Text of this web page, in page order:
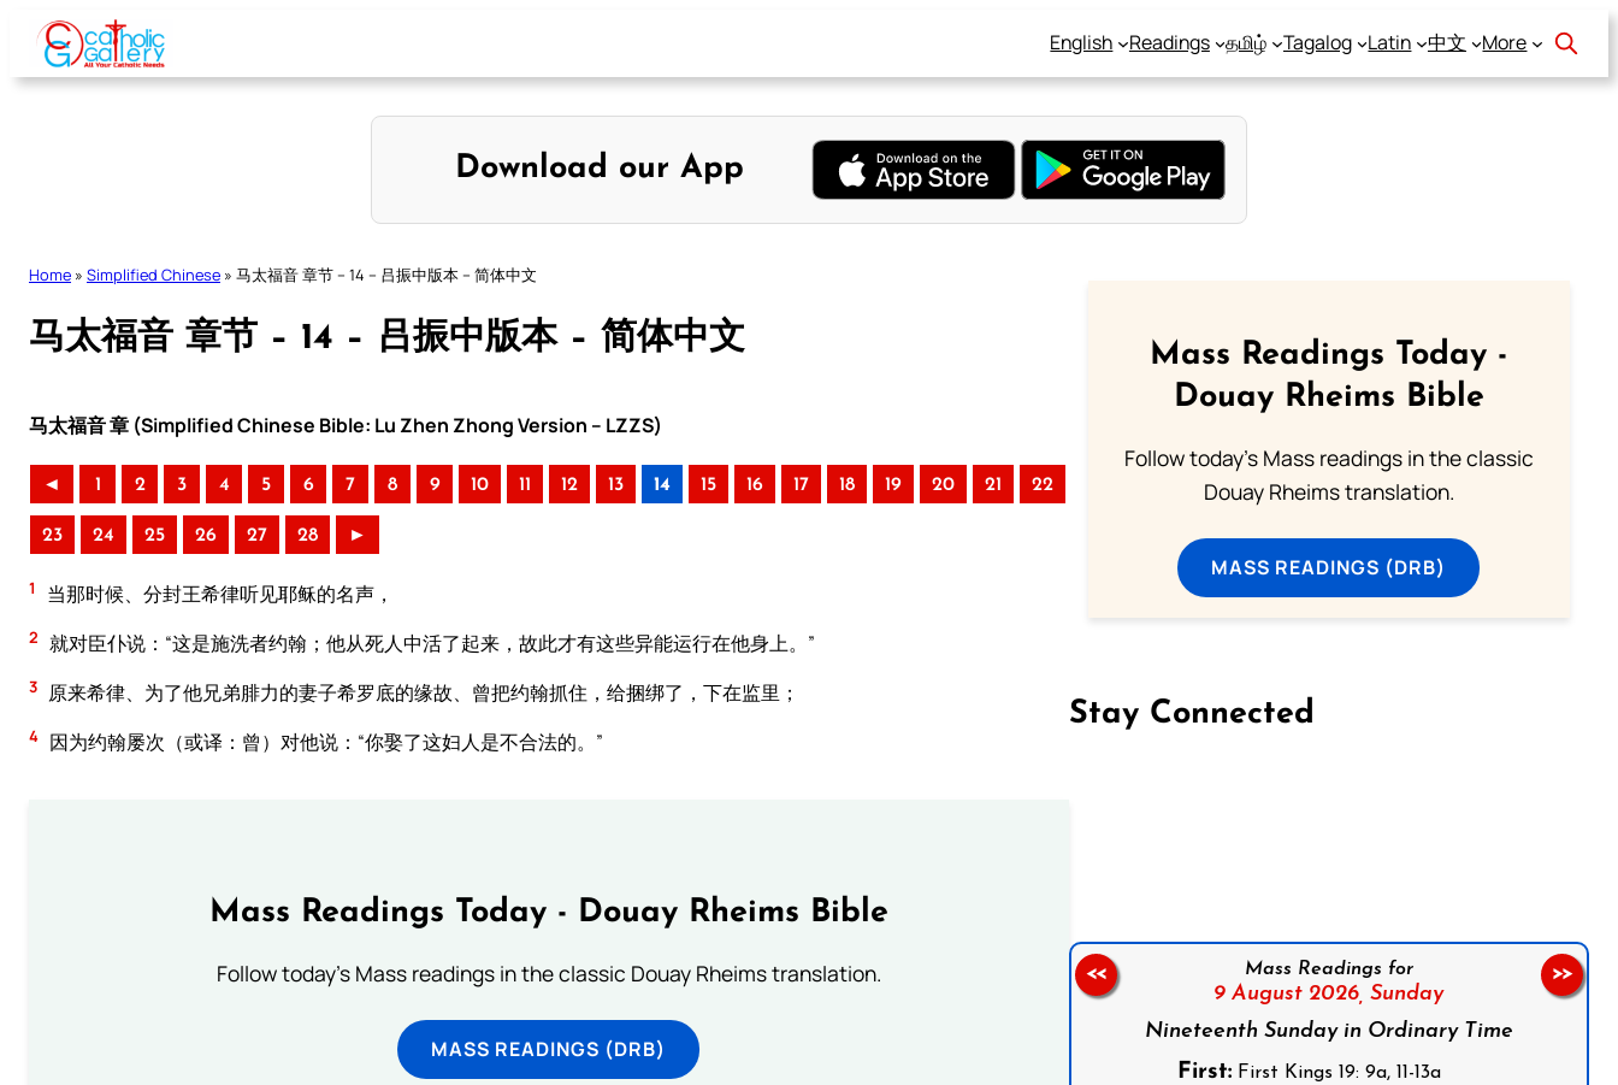
Skip
content
English Readings தமிழ் Tagalog Latin 中文 More
Download our App
Home » Simplified Chinese » 马太福音 章节 – 14 – 吕振中版本 – 简体中文
马太福音 章节 – 14 – 吕振中版本 – 简体中文
马太福音 章 (Simplified Chinese Bible: Lu Zhen Zhong Version – LZZS)
◄ 1 2 3 4 5 6 7 8 9 10 11 12 13 14 15 16 17 18 19 20 21 22
23 24 25 26 27 28 ►
1 当那时候、分封王希律听见耶稣的名声，
2 就对臣仆说：“这是施洗者约翰；他从死人中活了起来，故此才有这些异能运行在他身上。”
3 原来希律、为了他兄弟腓力的妻子希罗底的缘故、曾把约翰抓住，给捆绑了，下在监里；
4 因为约翰屡次（或译：曾）对他说：“你娶了这妇人是不合法的。”
Mass Readings Today - Douay Rheims Bible
Follow today's Mass readings in the classic Douay Rheims translation.
MASS READINGS (DRB)
Mass Readings Today -
Douay Rheims Bible
Follow today's Mass readings in the classic
Douay Rheims translation.
MASS READINGS (DRB)
Stay Connected
Mass Readings for
9 August 2026, Sunday
Nineteenth Sunday in Ordinary Time
First:First Kings 19: 9a, 11-13a
<< >>